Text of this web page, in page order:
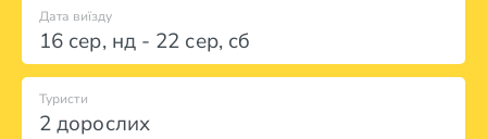
Дата виїзду
16 сер, нд- 22 сер, сб
2 дорослих
Туристи